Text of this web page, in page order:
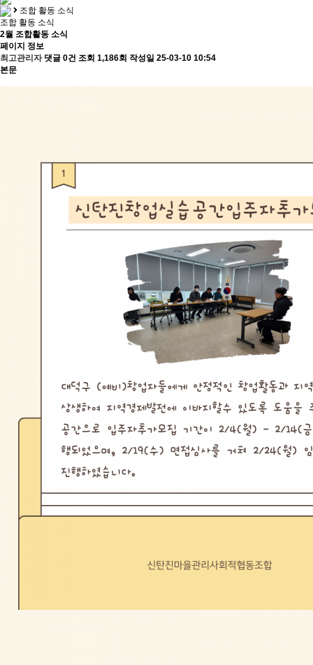
조합 활동 소식
조합 활동 소식
2월 조합활동 소식
페이지 정보
최고관리자 댓글 0건 조회 1,186회 작성일 25-03-10 10:54
본문